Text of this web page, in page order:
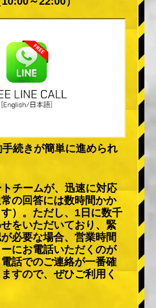
続きが簡単に進められ
チームが、迅速に対応
の回答には数時間かか
）。ただし、1日に数千
をいただいており、緊
必要な場合、営業時間
にお電話いただくのが
話でのご連絡が一番確
すので、ぜひご利用く